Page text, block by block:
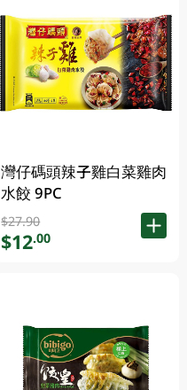
灣仔碼頭辣子雞白菜雞肉
水餃 9PC
$27.90
$12.00